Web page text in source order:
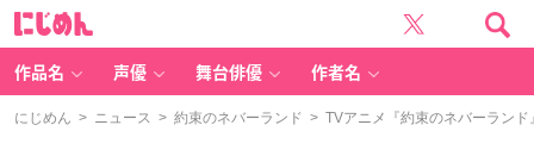
作品名 声優 舞台俳優 作者名
にじめん > ニュース > 約束のネバーランド > TVアニメ『約束のネバーラン